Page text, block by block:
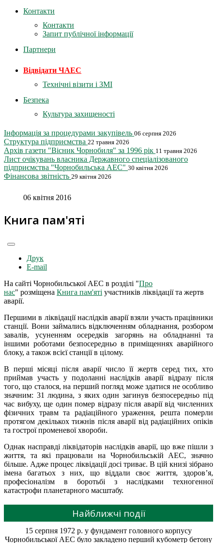
Контакти
Контакти
Запит публічної інформації
Партнери
Відвідати ЧАЕС
Технічні візити і ЗМІ
Безпека
Культура захищеності
Інформація за процедурами закупівель 06 серпня 2026
Структура підприємства 22 травня 2026
Архів газети "Вісник Чорнобиля" за 1996 рік 11 травня 2026
Лист очікувань власника Державного спеціалізованого
підприємства "Чорнобильська АЕС" 30 квітня 2026
Фінансова звітність 29 квітня 2026
06 квітня 2016
Книга пам'яті
Друк
E-mail
На сайті Чорнобильської АЕС в розділі "Про
нас" розміщена Книга пам'яті участників ліквідації та жертв
аварії.
Першими в ліквідації наслідків аварії взяли участь працівники
станції. Вони займались відключенням обладнання, розбором
завалів, усуненням осередків загорянь на обладнанні та
іншими роботами безпосередньо в приміщеннях аварійного
блоку, а також всієї станції в цілому.
В перші місяці після аварії число її жертв серед тих, хто
приймав участь у подоланні наслідків аварії відразу після
того, що сталося, на перший погляд може здатися не особливо
значним: 31 людина, з яких один загинув безпосередньо під
час вибуху, ще один помер відразу після аварії від численних
фізичних травм та радіаційного ураження, решта померли
протягом декількох тижнів після аварії від радіаційних опіків
та гострої променевої хвороби.
Однак насправді ліквідаторів наслідків аварії, що вже пішли з
життя, та які працювали на Чорнобильській АЕС, значно
більше. Адже процес ліквідації досі триває. В цій книзі зібрано
імена багатьох з них, що віддали своє життя, здоров’я,
професіоналізм в боротьбі з наслідками техногенної
катастрофи планетарного масштабу.
Найближчі події
15 серпня 1972 р. у фундамент головного корпусу
Чорнобильської АЕС було закладено перший кубометр бетону